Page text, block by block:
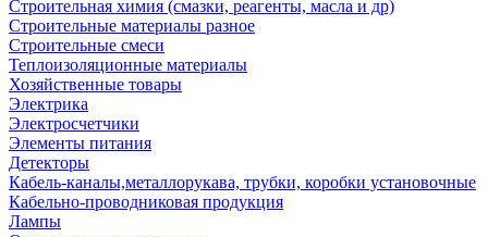
Строительная химия (смазки, реагенты, масла и др)
Строительные материалы разное
Строительные смеси
Теплоизоляционные материалы
Хозяйственные товары
Электрика
Электросчетчики
Элементы питания
Детекторы
Кабель-каналы,металлорукава, трубки, коробки установочные
Кабельно-проводниковая продукция
Лампы